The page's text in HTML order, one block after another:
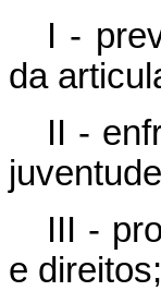
I -
da
II -
III -
e direitos;